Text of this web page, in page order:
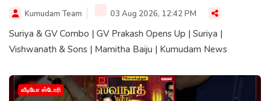
Kumudam Team 03 Aug 2026, 12:42 PM
Suriya & GV Combo | GV Prakash Opens Up | Suriya |
Vishwanath & Sons | Mamitha Baiju | Kumudam News
வீடியோ ஸ்டோரி